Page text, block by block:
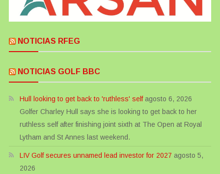
NOTICIAS RFEG
NOTICIAS GOLF BBC
Hull looking to get back to 'ruthless' self agosto 6, 2026
Golfer Charley Hull says she is looking to get back to her
ruthless self after finishing joint sixth at The Open at Royal
Lytham and St Annes last weekend.
LIV Golf secures unnamed lead investor for 2027 agosto 5,
2026